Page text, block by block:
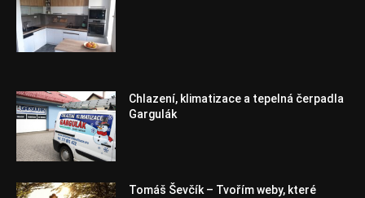
Chlazení, klimatizace a tepelná čerpadla
Gargulák
Tomáš Ševčík – Tvořím weby, které